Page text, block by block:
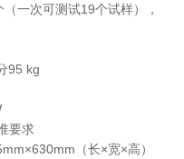
（一次可测试19个试样），
95 kg
要求
（长×宽×高）